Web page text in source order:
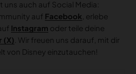
uns auch auf Social Media:
auf Facebook , erlebe
Instagram oder teile deine
(X) . Wir freuen uns darauf, mit dir
von Disney einzutauchen!